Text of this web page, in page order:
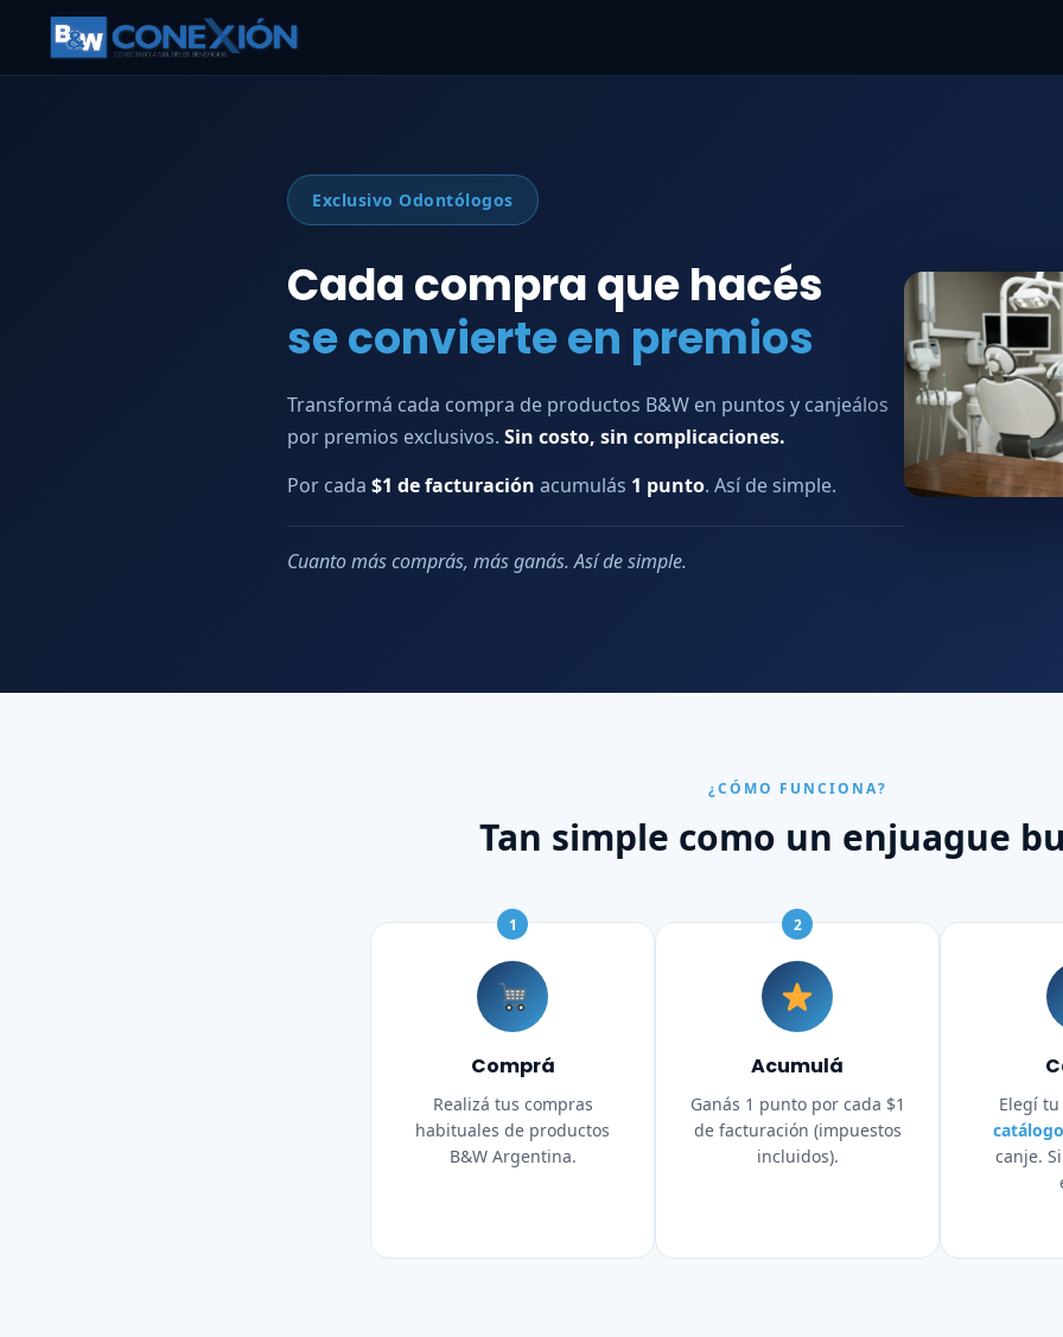
Exclusivo Odontólogos
Cada compra que hacés
se convierte en premios
Transformá cada compra de productos B&W en puntos y canjeálos
por premios exclusivos. Sin costo, sin complicaciones.
Por cada $1 de facturación acumulás 1 punto. Así de simple.
Cuanto más comprás, más ganás. Así de simple.
¿CÓMO FUNCIONA?
Tan simple como un enjuague
1
Comprá
Realizá tus compras
habituales de productos
B&W Argentina.
2
Acumulá
Ganás 1 punto por cada $1
de facturación (impuestos
incluidos).
Elegí
catálogo
canje.